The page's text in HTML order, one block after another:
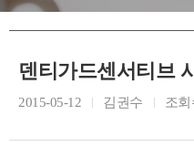
덴티가드센서티브
2015-05-12 김권수 조회